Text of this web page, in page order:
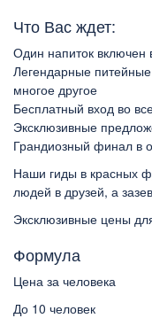
Что Вас ждет:
Один напиток включен
Легендарные
многое другое
Бесплатный вход во
Эксклюзивные
Грандиозный финал в
Наши гиды в красных
людей в друзей, а
Эксклюзивные цены
Формула
Цена за человека
До 10 человек